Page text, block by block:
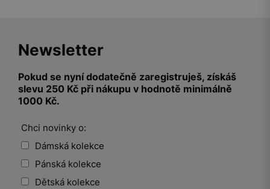
Newsletter
Pokud se nyní dodatečně zaregistruješ, získáš
slevu 250 Kč při nákupu v hodnotě minimálně
1000 Kč.
Chci novinky o:
Dámská kolekce
Pánská kolekce
Dětská kolekce